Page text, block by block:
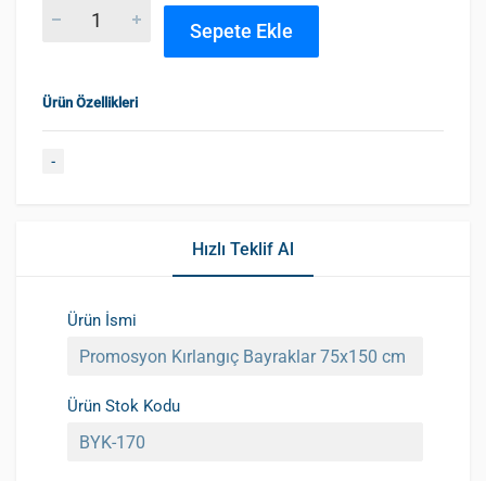
Sepete Ekle
Ürün Özellikleri
-
Hızlı Teklif Al
Ürün İsmi
Ürün Stok Kodu